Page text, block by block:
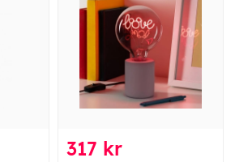
317 kr